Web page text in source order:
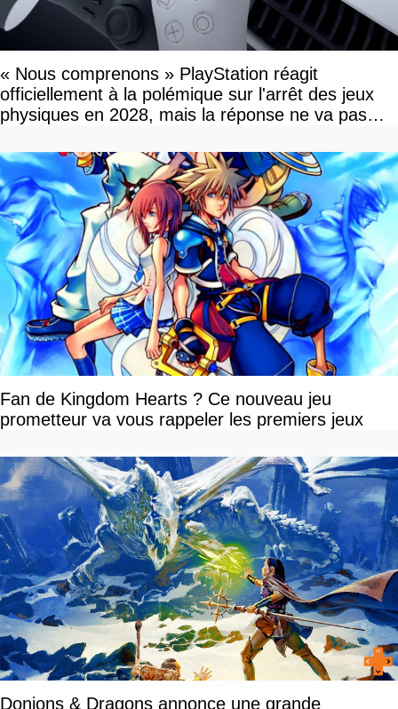
« Nous comprenons » PlayStation réagit
officiellement à la polémique sur l'arrêt des jeux
physiques en 2028, mais la réponse ne va pas
Fan de Kingdom Hearts ? Ce nouveau jeu
prometteur va vous rappeler les premiers jeux
Donjons & Dragons annonce une grande